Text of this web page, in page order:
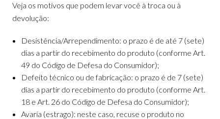
Veja os motivos que podem levar você à troca ou à
devolução:
Desistência/Arrependimento: o prazo é de até 7 (sete)
dias a partir do recebimento do produto (conforme Art.
49 do Código de Defesa do Consumidor);
Defeito técnico ou de fabricação: o prazo é de 7 (sete)
dias a partir do recebimento do produto (conforme Art.
18 e Art. 26 do Código de Defesa do Consumidor);
Avaria (estrago): neste caso, recuse o produto no